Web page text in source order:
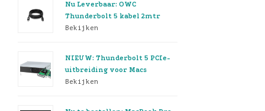
Nu Leverbaar: OWC
Thunderbolt 5 kabel 2mtr
Bekijken
NIEUW: Thunderbolt 5 PCIe-
uitbreiding voor Macs
Bekijken